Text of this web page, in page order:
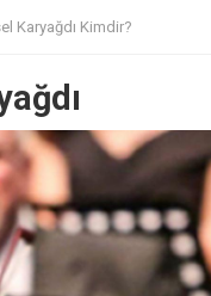
Karyağdı Kimdir?